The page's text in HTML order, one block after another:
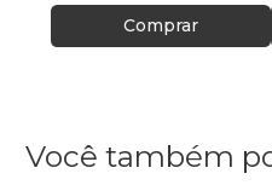
Comprar
Você também